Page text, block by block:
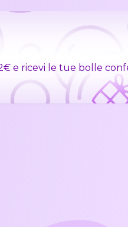
e ricevi le tue bolle